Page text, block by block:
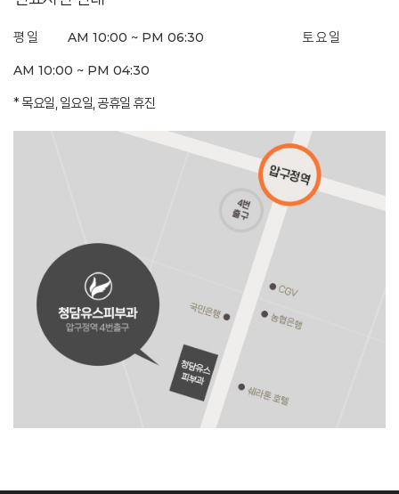
평 일 AM 10:00 ~ PM 06:30 토 요 일
AM 10:00 ~ PM 04:30
* 목요일, 일요일, 공휴일 휴진